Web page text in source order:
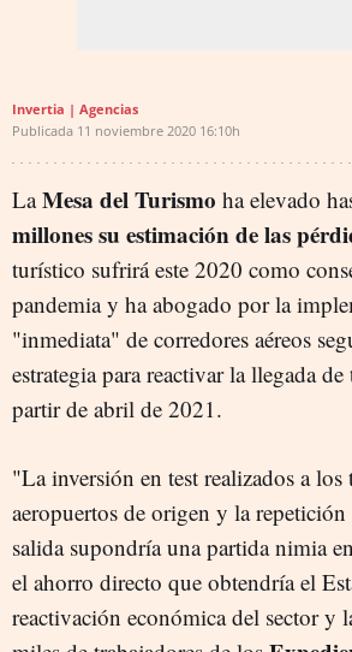
Invertia | Agencias
Publicada 11 noviembre 2020 16:10h
LaMesa del Turismo ha elevado
millones su estimación de las
turístico sufrirá este 2020 como
pandemia y ha abogado por la
"inmediata" de corredores aéreos
estrategia para reactivar la llegada de
partir de abril de 2021.
"La inversión en test realizados a los
aeropuertos de origen y la repetición
salida supondría una partida nimia
el ahorro directo que obtendría el
reactivación económica del sector y